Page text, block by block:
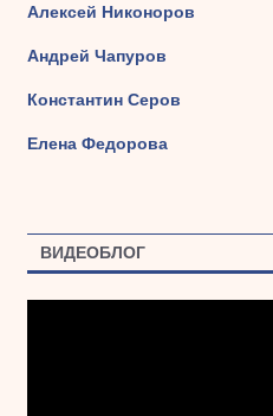
Алексей Никоноров
Андрей Чапуров
Константин Серов
Елена Федорова
ВИДЕОБЛОГ